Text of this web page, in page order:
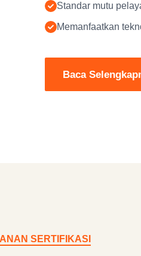
Standar mutu
Memanfaatkan
Baca
SERTIFIKASI